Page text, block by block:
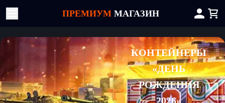
ПРЕМИУМ МАГАЗИН
КОНТЕЙНЕРЫ
«ДЕНЬ
РОЖДЕНИЯ
2026»